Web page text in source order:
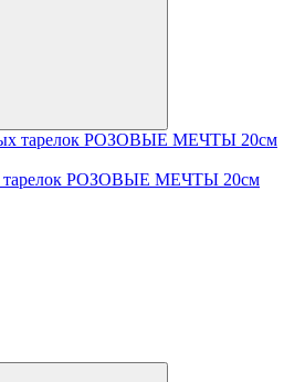
тарелок РОЗОВЫЕ МЕЧТЫ 20см